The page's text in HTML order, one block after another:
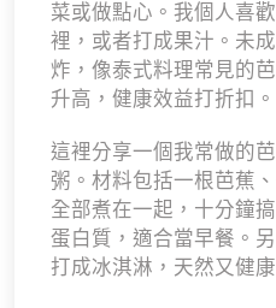
菜或做點心。我個人喜
裡，或者打成果汁。未
炸，像泰式料理常見的
升高，健康效益打折扣。
這裡分享一個我常做的
粥。材料包括一根芭蕉
全部煮在一起，十分鐘
蛋白質，適合當早餐。
打成冰淇淋，天然又健